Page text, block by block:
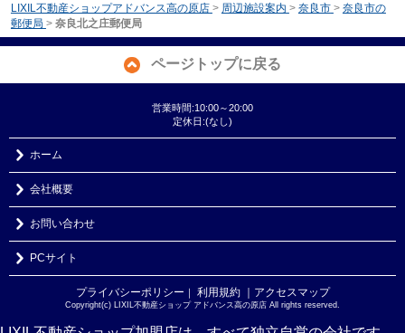
LIXIL不動産ショップアドバンス高の原店 > 周辺施設案内 > 奈良市 > 奈良市の
郵便局 > 奈良北之庄郵便局
ページトップに戻る
営業時間:10:00～20:00
定休日:(なし)
ホーム
会社概要
お問い合わせ
PCサイト
プライバシーポリシー ｜ 利用規約 ｜アクセスマップ
Copyright(c) LIXIL不動産ショップ アドバンス高の原店 All rights reserved.